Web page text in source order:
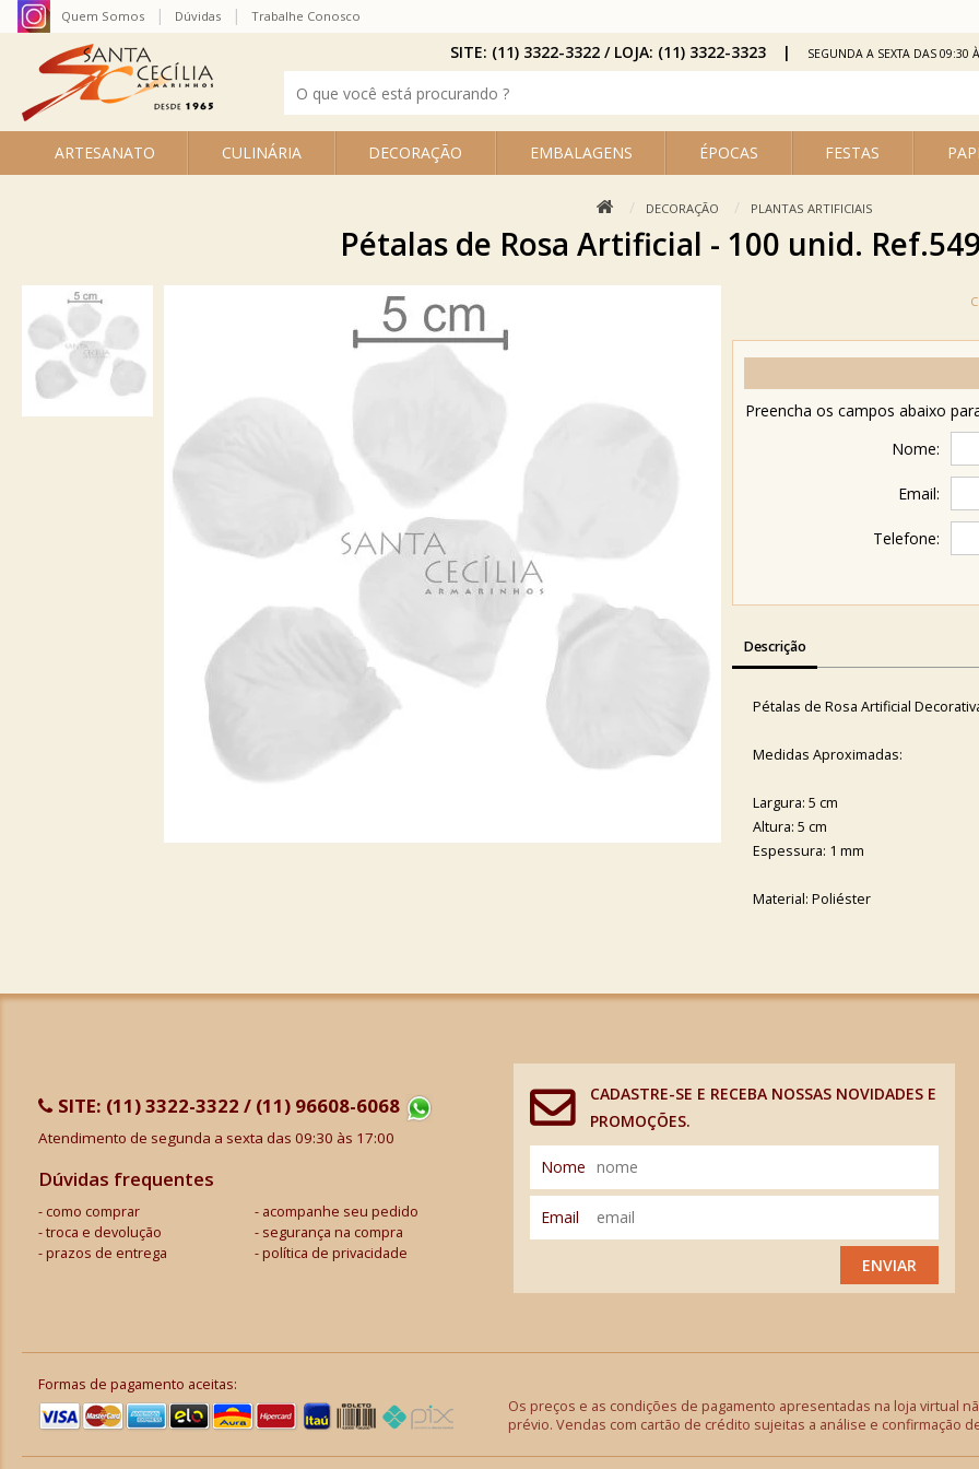
ARTESANATO CULINÁRIA DECORAÇÃO EMBALAGENS ÉPOCAS FESTAS
Quem Somos Dúvidas Trabalhe Conosco
SITE: (11) 3322-3322 / LOJA: (11) 3322-3323 SEGUNDA A SEXTA DAS 09:30
DECORAÇÃO PLANTAS ARTIFICIAIS
Pétalas de Rosa Artificial - 100 unid.
Preencha os campos abaixo
Nome:
Email:
Telefone:
Descrição
Pétalas de Rosa Artificial
Medidas Aproximadas:
Largura: 5 cm
Altura: 5 cm
Espessura: 1 mm
Material: Poliéster
SITE: (11) 3322-3322 / (11) 96608-6068
Atendimento de segunda a sexta das 09:30 às 17:00
Dúvidas frequentes
como comprar
acompanhe seu pedido
troca e devolução
segurança na compra
prazos de entrega
política de privacidade
CADASTRE-SE E RECEBA NOSSAS NOVIDADES E
PROMOÇÕES.
Nome
Email
ENVIAR
Formas de pagamento aceitas:
Os preços e as condições de pagamento apresentadas na loja virtual
prévio. Vendas com cartão de crédito sujeitas a análise e confirmação